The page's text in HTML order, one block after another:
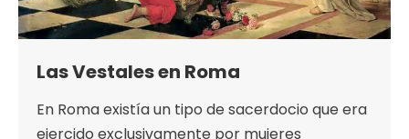
Las Vestales en Roma
En Roma existía un tipo de sacerdocio que era
ejercido exclusivamente por mujeres